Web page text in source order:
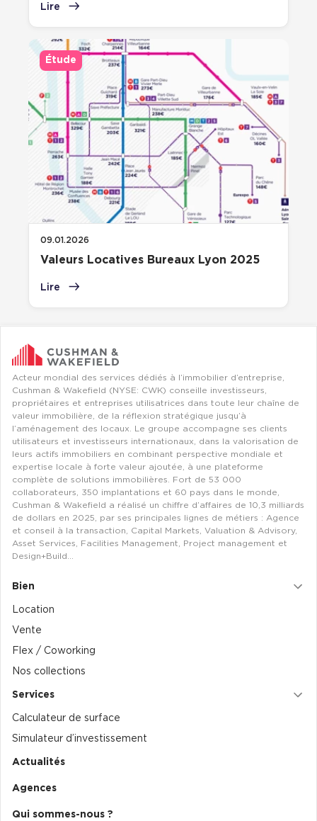
Lire
Étude
09.01.2026
Valeurs Locatives Bureaux Lyon 2025
Lire
Acteur mondial des services dédiés à l’immobilier d’entreprise,
Cushman & Wakefield (NYSE: CWK) conseille investisseurs,
propriétaires et entreprises utilisatrices dans toute leur chaîne de
valeur immobilière, de la réflexion stratégique jusqu’à
l’aménagement des locaux. Le groupe accompagne ses clients
utilisateurs et investisseurs internationaux, dans la valorisation de
leurs actifs immobiliers en combinant perspective mondiale et
expertise locale à forte valeur ajoutée, à une plateforme
complète de solutions immobilières. Fort de 53 000
collaborateurs, 350 implantations et 60 pays dans le monde,
Cushman & Wakefield a réalisé un chiffre d’affaires de 10,3 milliards
de dollars en 2025, par ses principales lignes de métiers : Agence
et conseil à la transaction, Capital Markets, Valuation & Advisory,
Asset Services, Facilities Management, Project management et
Design+Build…
Bien
Location
Vente
Flex / Coworking
Nos collections
Services
Calculateur de surface
Simulateur d’investissement
Actualités
Agences
Qui sommes-nous ?